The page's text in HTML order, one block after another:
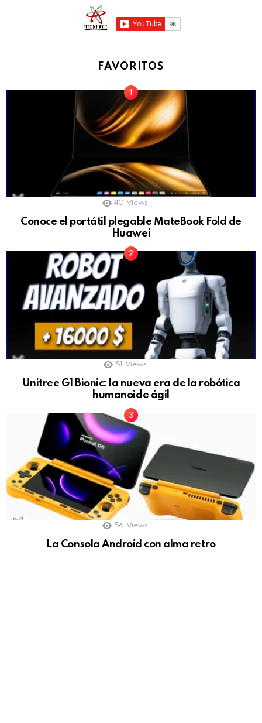
FAVORITOS
40 Views
Conoce el portátil plegable MateBook Fold de
Huawei
51 Views
Unitree G1 Bionic: la nueva era de la robótica
humanoide ágil
56 Views
La Consola Android con alma retro